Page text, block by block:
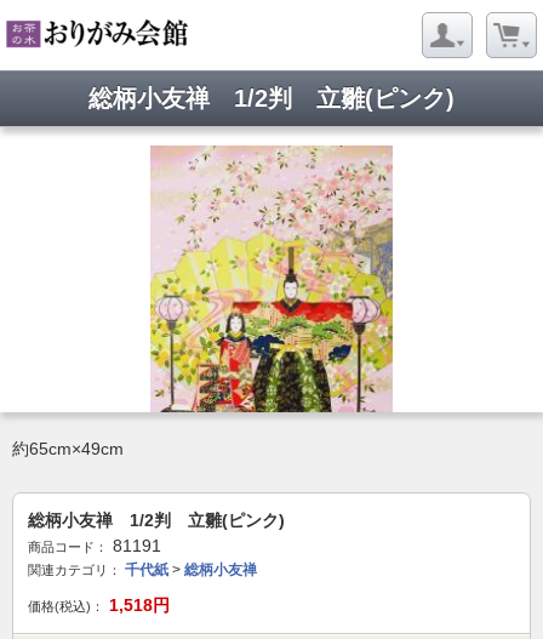
総柄小友禅 1/2判 立雛(ピンク)
約65cm×49cm
総柄小友禅 1/2判 立雛(ピンク)
商品コード： 81191
関連カテゴリ： 千代紙 > 総柄小友禅
価格(税込)： 1,518円